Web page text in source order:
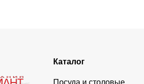
Каталог
Посуда и столовые